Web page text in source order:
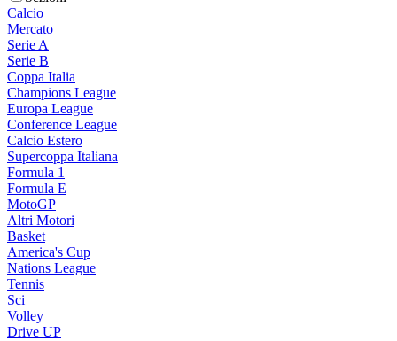
Calcio
Mercato
Serie A
Serie B
Coppa Italia
Champions League
Europa League
Conference League
Calcio Estero
Supercoppa Italiana
Formula 1
Formula E
MotoGP
Altri Motori
Basket
America's Cup
Nations League
Tennis
Sci
Volley
Drive UP